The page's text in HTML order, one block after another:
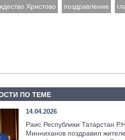
Христово поздравление
ПО ТЕМЕ
14.04.2026
Раис Республики Татарстан Р.Н.
Минниханов поздравил